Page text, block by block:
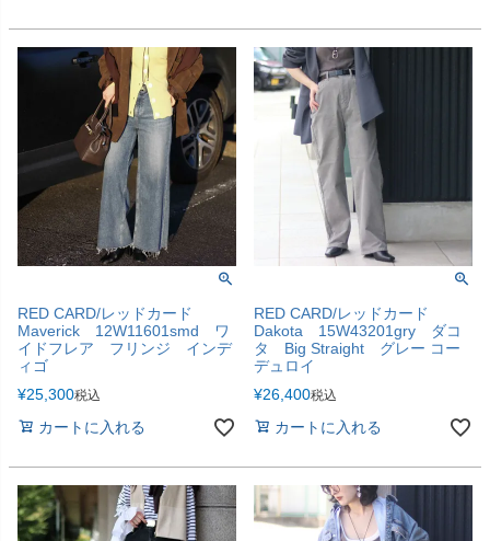
RED CARD/レッドカード
Maverick 12W11601smd ワ
イドフレア フリンジ インデ
ィゴ
¥25,300税込
カートに入れる
RED CARD/レッドカード
Dakota 15W43201gry ダコ
タ Big Straight グレー コー
デュロイ
¥26,400税込
カートに入れる